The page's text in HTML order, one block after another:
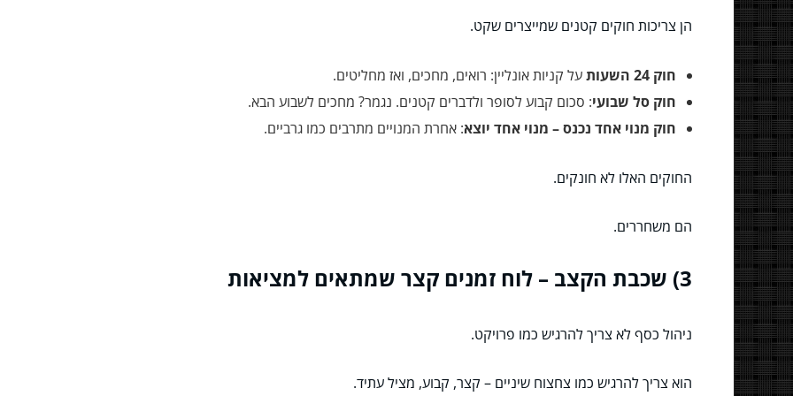
הן צריכות חוקים קטנים שמייצרים שקט.
חוק 24 השעות
על קניות אונליין: רואים, מחכים, ואז מחליטים.
חוק סל שבועי: סכום קבוע לסופר ולדברים קטנים. נגמר? מחכים לשבוע הבא.
חוק מנוי אחד נכנס – מנוי אחד יוצא: אחרת המנויים מתרבים כמו גרביים.
החוקים האלו לא חונקים.
הם משחררים.
3) שכבת הקצב – לוח זמנים קצר שמתאים למציאות
ניהול כסף לא צריך להרגיש כמו פרויקט.
הוא צריך להרגיש כמו צחצוח שיניים – קצר, קבוע, מציל עתיד.